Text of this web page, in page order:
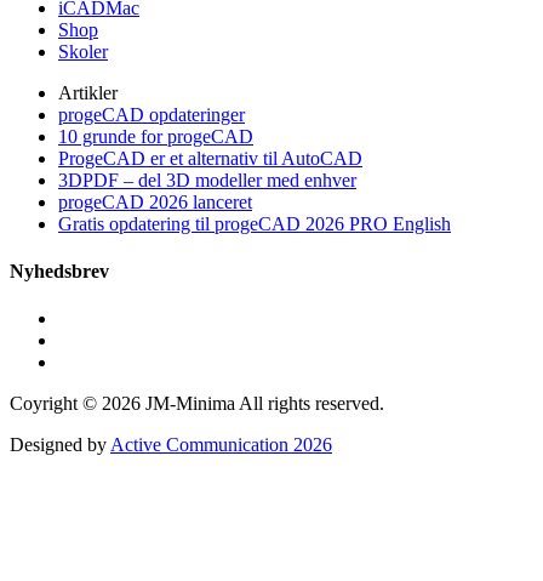
iCADMac
Shop
Skoler
Artikler
progeCAD opdateringer
10 grunde for progeCAD
ProgeCAD er et alternativ til AutoCAD
3DPDF – del 3D modeller med enhver
progeCAD 2026 lanceret
Gratis opdatering til progeCAD 2026 PRO English
Nyhedsbrev
Coyright © 2026 JM-Minima All rights reserved.
Designed by Active Communication 2026